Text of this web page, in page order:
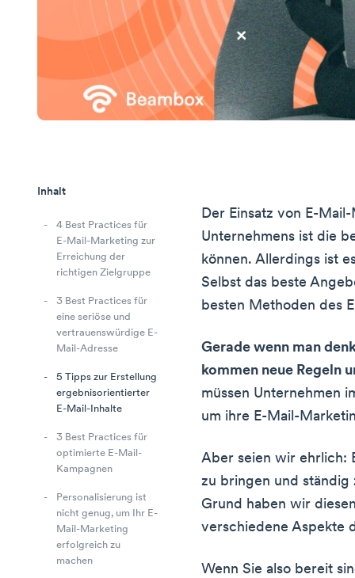
Inhalt
4 Best Practices für
E-Mail-Marketing zur
Erreichung der
richtigen Zielgruppe
3 Best Practices für
eine seriöse und
vertrauenswürdige E-
Mail-Adresse
5 Tipps zur Erstellung
ergebnisorientierter
E-Mail-Inhalte
3 Best Practices für
optimierte E-Mail-
Kampagnen
Personalisierung ist
nicht genug, um Ihr E-
Mail-Marketing
erfolgreich zu
machen
Der Einsatz von E-
Unternehmens ist die
können. Allerdings ist
Selbst das beste
besten Methoden des
Gerade wenn man
kommen neue Regeln
müssen Unternehmen
um ihre E-Mail-
Aber seien wir ehrlich:
zu bringen und ständig
Grund haben wir
verschiedene Aspekte
Wenn Sie also bereit